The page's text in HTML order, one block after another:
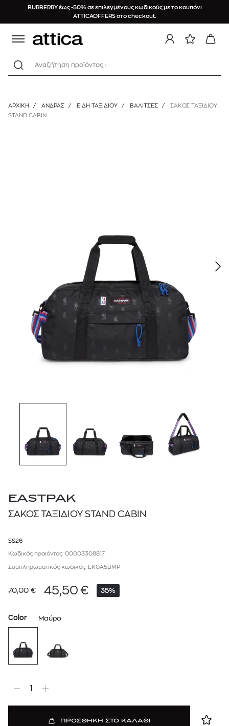
BURBERRY έως -50% σε επιλεγμένους κωδικούςμε το κουπόνι
ATTICAOFFERS στο checkout.
Αναζήτηση προϊόντος :
ΑΡΧΙΚΉ / ΑΝΔΡΑΣ / ΕΙΔΗ ΤΑΞΙΔΙΟΥ / ΒΑΛΊΤΣΕΣ /
ΣΑΚΟΣ ΤΑΞΙΔΙΟΥ
STAND CABIN
EASTPAK
ΣΑΚΟΣ ΤΑΞΙΔΙΟΥ STAND CABIN
SS26
Κωδικός προϊόντος: 00003308817
Συμπληρωματικός κωδικός: EK0A5BMP
70,00 € 45,50 € 35%
Color Μαύρο
1
ΠΡΟΣΘΗΚΗ ΣΤΟ ΚΑΛΑΘΙ